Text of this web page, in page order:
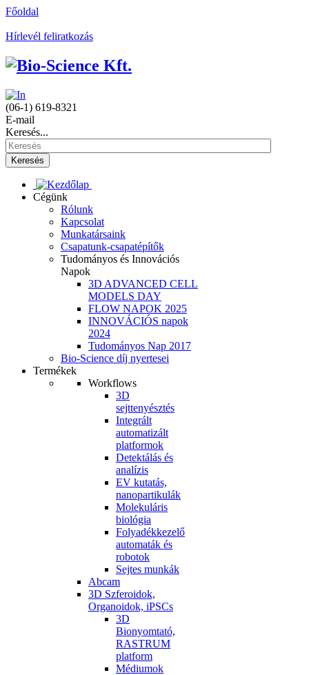
Főoldal
Hírlevél feliratkozás
(06-1) 619-8321
E-mail
Keresés...
Keresés
Cégünk
Rólunk
Kapcsolat
Munkatársaink
Csapatunk-csapatépítők
Tudományos és Innovációs
Napok
3D ADVANCED CELL
MODELS DAY
FLOW NAPOK 2025
INNOVÁCIÓS napok
2024
Tudományos Nap 2017
Bio-Science díj nyertesei
Termékek
Workflows
3D
sejttenyésztés
Integrált
automatizált
platformok
Detektálás és
analízis
EV kutatás,
nanopartikulák
Molekuláris
biológia
Folyadékkezelő
automaták és
robotok
Sejtes munkák
Abcam
3D Szferoidok,
Organoidok, iPSCs
3D
Bionyomtató,
RASTRUM
platform
Médiumok